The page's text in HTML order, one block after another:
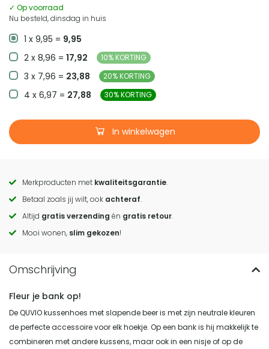
✓ Op voorraad
Nu besteld, dinsdag in huis
1 x 9,95 = 9,95
2 x 8,96 = 17,92 10% KORTING
3 x 7,96 = 23,88 20% KORTING
4 x 6,97 = 27,88 30% KORTING
In winkelwagen
Call
to
actions
Merkproducten met kwaliteitsgarantie.
Betaal zoals jij wilt, ook achteraf.
Altijd gratis verzending én gratis retour.
Mooi wonen, slim gekozen!
Fleur je bank op!
De QUVIO kussenhoes met slapende beer is met zijn neutrale kleuren
de perfecte accessoire voor elk hoekje. Op een bank is hij makkelijk te
combineren met andere kussens, maar ook in een nisje of op de